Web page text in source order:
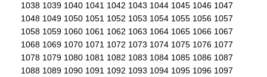
1038 1039 1040 1041 1042 1043 1044 1045 1046 1047
1048 1049 1050 1051 1052 1053 1054 1055 1056 1057
1058 1059 1060 1061 1062 1063 1064 1065 1066 1067
1068 1069 1070 1071 1072 1073 1074 1075 1076 1077
1078 1079 1080 1081 1082 1083 1084 1085 1086 1087
1088 1089 1090 1091 1092 1093 1094 1095 1096 1097